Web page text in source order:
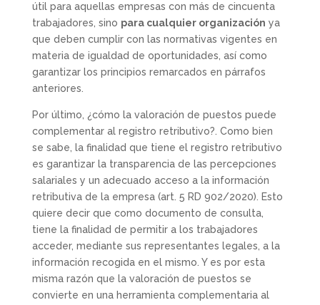
útil para aquellas empresas con más de cincuenta
trabajadores, sino para cualquier organización ya
que deben cumplir con las normativas vigentes en
materia de igualdad de oportunidades, así como
garantizar los principios remarcados en párrafos
anteriores.
Por último, ¿cómo la valoración de puestos puede
complementar al registro retributivo?. Como bien
se sabe, la finalidad que tiene el registro retributivo
es garantizar la transparencia de las percepciones
salariales y un adecuado acceso a la información
retributiva de la empresa (art. 5 RD 902/2020). Esto
quiere decir que como documento de consulta,
tiene la finalidad de permitir a los trabajadores
acceder, mediante sus representantes legales, a la
información recogida en el mismo. Y es por esta
misma razón que la valoración de puestos se
convierte en una herramienta complementaria al